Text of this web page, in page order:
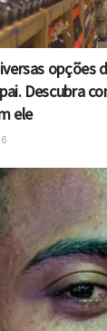
opções
Descubra
ele